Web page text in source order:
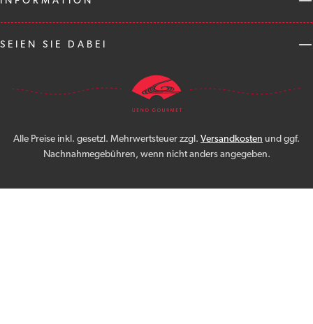
SEIEN SIE DABEI
Alle Preise inkl. gesetzl. Mehrwertsteuer zzgl. Versandkosten und ggf.
Nachnahmegebühren, wenn nicht anders angegeben.